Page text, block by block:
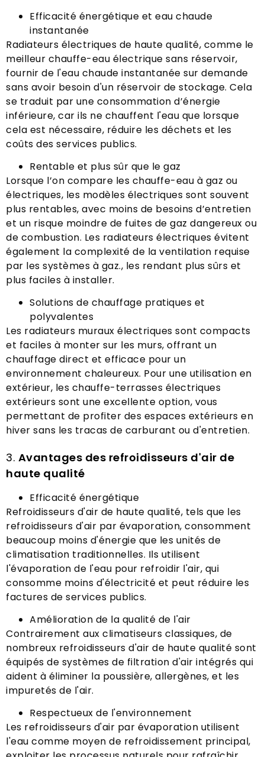
Efficacité énergétique et eau chaude
instantanée
Radiateurs électriques de haute qualité, comme le
meilleur chauffe-eau électrique sans réservoir,
fournir de l'eau chaude instantanée sur demande
sans avoir besoin d'un réservoir de stockage. Cela
se traduit par une consommation d’énergie
inférieure, car ils ne chauffent l'eau que lorsque
cela est nécessaire, réduire les déchets et les
coûts des services publics.
Rentable et plus sûr que le gaz
Lorsque l’on compare les chauffe-eau à gaz ou
électriques, les modèles électriques sont souvent
plus rentables, avec moins de besoins d’entretien
et un risque moindre de fuites de gaz dangereux ou
de combustion. Les radiateurs électriques évitent
également la complexité de la ventilation requise
par les systèmes à gaz., les rendant plus sûrs et
plus faciles à installer.
Solutions de chauffage pratiques et
polyvalentes
Les radiateurs muraux électriques sont compacts
et faciles à monter sur les murs, offrant un
chauffage direct et efficace pour un
environnement chaleureux. Pour une utilisation en
extérieur, les chauffe-terrasses électriques
extérieurs sont une excellente option, vous
permettant de profiter des espaces extérieurs en
hiver sans les tracas de carburant ou d'entretien.
3. Avantages des refroidisseurs d'air de
haute qualité
Efficacité énergétique
Refroidisseurs d'air de haute qualité, tels que les
refroidisseurs d'air par évaporation, consomment
beaucoup moins d'énergie que les unités de
climatisation traditionnelles. Ils utilisent
l'évaporation de l'eau pour refroidir l'air, qui
consomme moins d'électricité et peut réduire les
factures de services publics.
Amélioration de la qualité de l'air
Contrairement aux climatiseurs classiques, de
nombreux refroidisseurs d'air de haute qualité sont
équipés de systèmes de filtration d'air intégrés qui
aident à éliminer la poussière, allergènes, et les
impuretés de l'air.
Respectueux de l'environnement
Les refroidisseurs d'air par évaporation utilisent
l'eau comme moyen de refroidissement principal,